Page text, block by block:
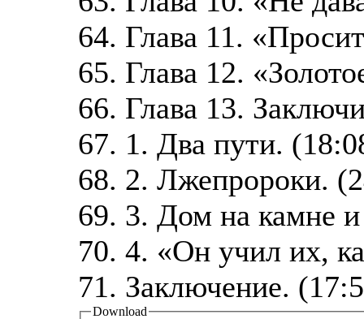
64. Глава 11.
65. Глава 12.
66. Глава 13.
67. 1. Два пути.
68. 2. Лжепророки.
69. 3. Дом на камне
70. 4. «Он учил их,
71. Заключение.
Download